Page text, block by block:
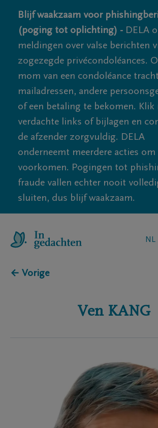
Blijf waakzaam voor
(poging tot oplichting) - DELA
meldingen over valse berichten
zogezegde privécondoléances.
mom van een condoléance
mailadressen, andere
of een betaling te bekomen. Klik
verdachte links of bijlagen en
de afzender zorgvuldig. DELA
onderneemt meerdere acties
voorkomen. Pogingen tot
fraude vallen echter nooit
sluiten, dus blijf waakzaam.
NL
← Vorige
Ven KANG